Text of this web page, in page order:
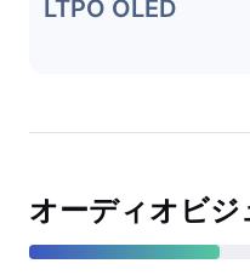
LTPO OLED
オーディオビジ